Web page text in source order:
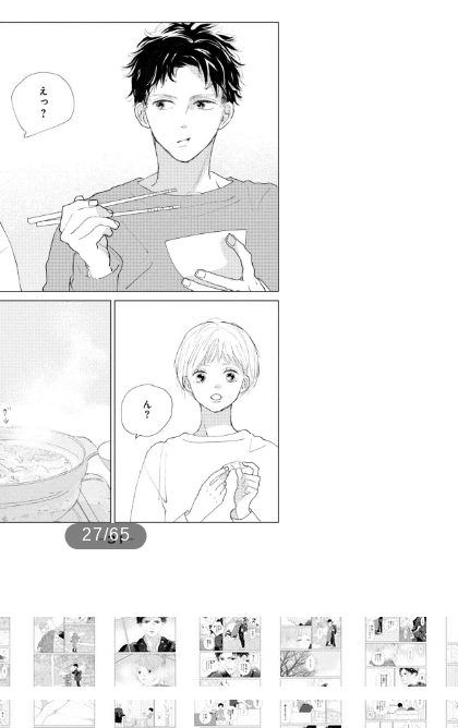
「クマが悪者扱いされ
カー日本代表・森保一監督...
もっと見る
もっと見る
27/65